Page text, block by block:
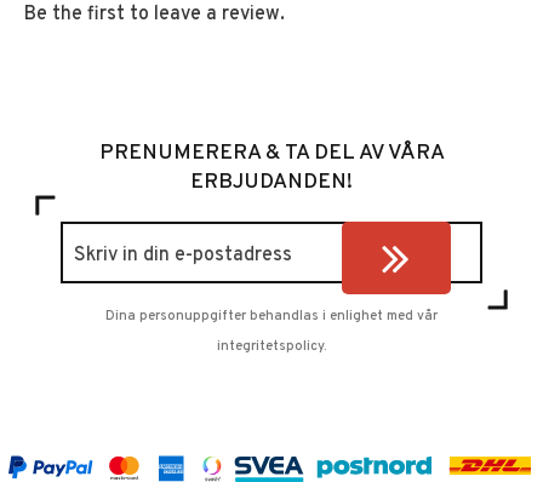
Be the first to leave a review.
PRENUMERERA & TA DEL AV VÅRA
ERBJUDANDEN!
Dina personuppgifter behandlas i enlighet med vår
integritetspolicy.